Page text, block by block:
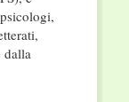
dalla